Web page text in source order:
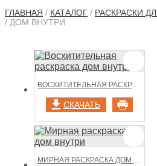
ГЛАВНАЯ / КАТАЛОГ / РАСКРАСКИ
/ ДОМ ВНУТРИ
ВОСХИТИТЕЛЬНАЯ РАСКРАСКА ДОМ ВНУТРИ
СКАЧАТЬ
МИРНАЯ РАСКРАСКА ДОМ ВНУТРИ